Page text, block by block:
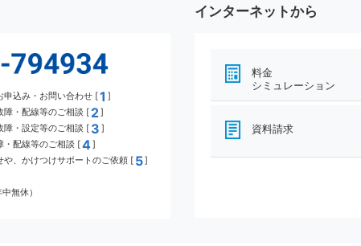
申込み・お問い合わせ [1 ]
障・配線等のご相談 [ 2]
障・設定等のご相談 [ 3 ]
・配線等のご相談 [4]
や、かけつけサポートのご依頼 [ 5]
無休）
インターネットから
料金
シミュレーション
資料請求